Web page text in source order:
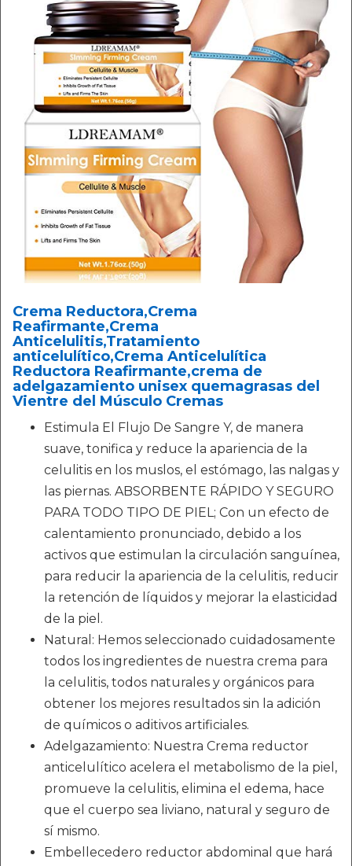
Crema Reductora,Crema
Reafirmante,Crema
Anticelulitis,Tratamiento
anticelulítico,Crema Anticelulítica
Reductora Reafirmante,crema de
adelgazamiento unisex quemagrasas del
Vientre del Músculo Cremas
Estimula El Flujo De Sangre Y, de manera
suave, tonifica y reduce la apariencia de la
celulitis en los muslos, el estómago, las nalgas y
las piernas. ABSORBENTE RÁPIDO Y SEGURO
PARA TODO TIPO DE PIEL; Con un efecto de
calentamiento pronunciado, debido a los
activos que estimulan la circulación sanguínea,
para reducir la apariencia de la celulitis, reducir
la retención de líquidos y mejorar la elasticidad
de la piel.
Natural: Hemos seleccionado cuidadosamente
todos los ingredientes de nuestra crema para
la celulitis, todos naturales y orgánicos para
obtener los mejores resultados sin la adición
de químicos o aditivos artificiales.
Adelgazamiento: Nuestra Crema reductor
anticelulítico acelera el metabolismo de la piel,
promueve la celulitis, elimina el edema, hace
que el cuerpo sea liviano, natural y seguro de
sí mismo.
Embellecedero reductor abdominal que hará